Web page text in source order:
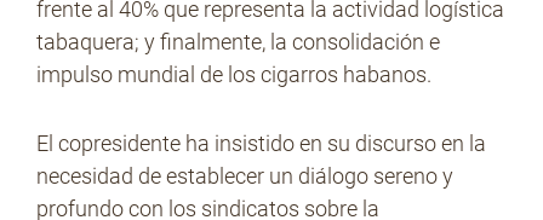
frente al 40% que representa la actividad logística
tabaquera; y finalmente, la consolidación e
impulso mundial de los cigarros habanos.
El copresidente ha insistido en su discurso en la
necesidad de establecer un diálogo sereno y
profundo con los sindicatos sobre la